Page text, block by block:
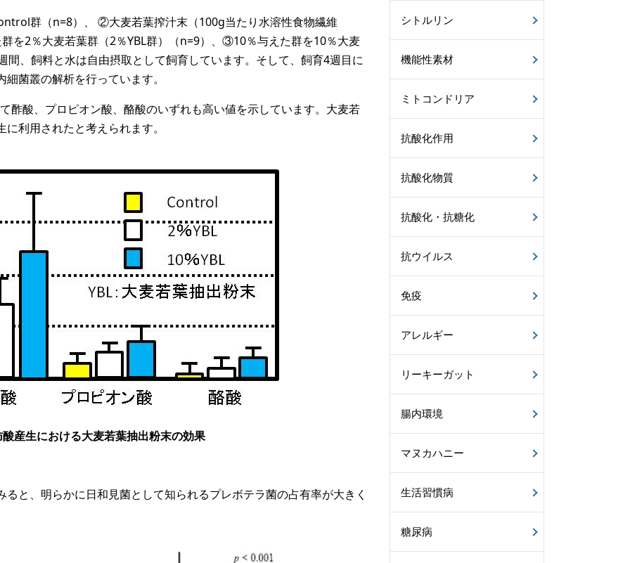
群（n=8）、 ②大麦若葉搾汁末（100g当たり水溶性食物繊維
を2％大麦若葉群（2％YBL群）（n=9）、③10％与えた群を10％大麦
間、飼料と水は自由摂取として飼育しています。そして、飼育4週目に
菌叢の解析を行っています。
酢酸、プロピオン酸、酪酸のいずれも高い値を示しています。大麦若
利用されたと考えられます。
産生における大麦若葉抽出粉末の効果
と、明らかに日和見菌として知られるプレボテラ菌の占有率が大きく
シトルリン
機能性素材
ミトコンドリア
抗酸化作用
抗酸化物質
抗酸化・抗糖化
抗ウイルス
免疫
アレルギー
リーキーガット
腸内環境
マヌカハニー
生活習慣病
糖尿病